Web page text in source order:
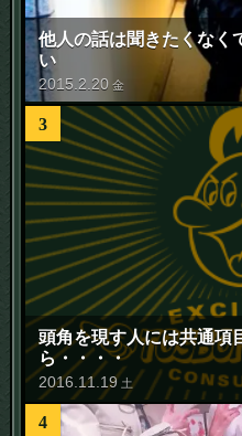
他人の話は聞きたくなく
い
2015.2.20 金
3
頭角を現す人には共通項
ら・・・・
2016.11.19 土
4